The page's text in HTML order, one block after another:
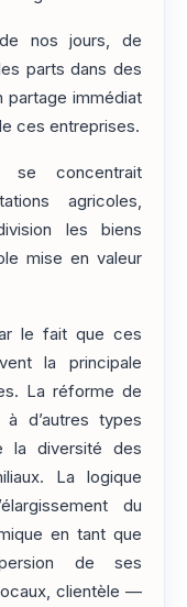
nos jours, de
parts dans des
partage immédiat
ces entreprises.
concentrait
agricoles,
les biens
mise en valeur
le fait que ces
la principale
La réforme de
d’autres types
la diversité des
La logique
du
en tant que
de ses
clientèle —